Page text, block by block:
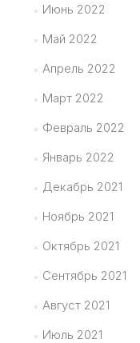
Июнь 2022
Май 2022
Апрель 2022
Март 2022
Февраль 2022
Январь 2022
Декабрь 2021
Ноябрь 2021
Октябрь 2021
Сентябрь 2021
Август 2021
Июль 2021